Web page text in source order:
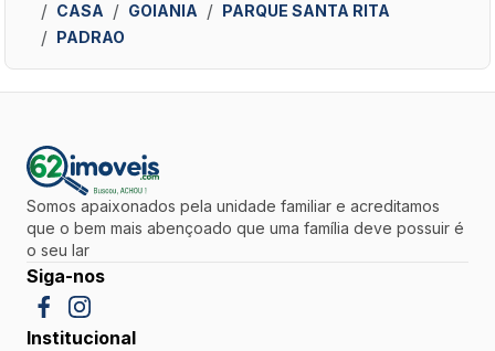
CASA
GOIANIA
PARQUE SANTA RITA
PADRAO
Somos apaixonados pela unidade familiar e acreditamos
que o bem mais abençoado que uma família deve possuir é
o seu lar
Siga-nos
Institucional